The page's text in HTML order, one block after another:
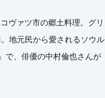
ヴァツ市の郷土料理。グリ
地元民から愛されるソウル
で、俳優の中村倫也さんが